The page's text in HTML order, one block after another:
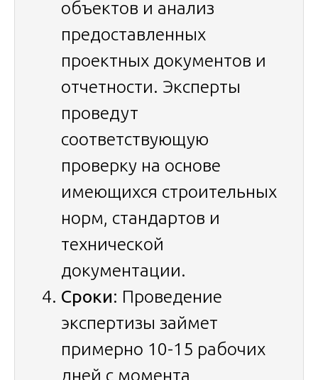
объектов и анализ
предоставленных
проектных документов и
отчетности. Эксперты
проведут
соответствующую
проверку на основе
имеющихся строительных
норм, стандартов и
технической
документации.
Сроки: Проведение
экспертизы займет
примерно 10-15 рабочих
дней с момента